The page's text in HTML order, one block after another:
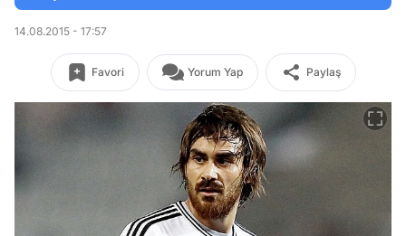
14.08.2015 - 17:57
Favori Yorum Yap Paylaş